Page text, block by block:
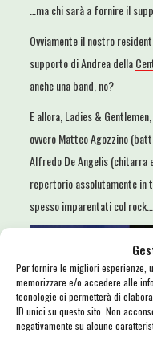
Per fornire le migliori esperienze,
memorizzare e/o accedere alle
tecnologie ci permetterà di
ID unici su questo sito. Non
negativamente su alcune
…ma chi sarà a fornire il
Ovviamente il nostro
supporto di Andrea della
anche una band, no?
E allora, Ladies &
ovvero Matteo Agozzino
Alfredo De Angelis (chitarra
repertorio assolutamente in
spesso imparentati col rock…